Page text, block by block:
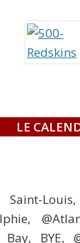
LE
BYE,